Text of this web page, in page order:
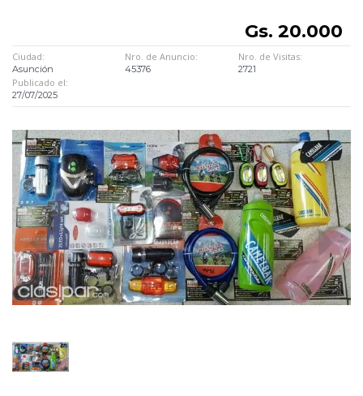
Gs. 20.000
Ciudad:
Asunción
Nro. de Anuncio:
45376
Nro. de Visitas:
2721
Publicado el:
27/07/2025